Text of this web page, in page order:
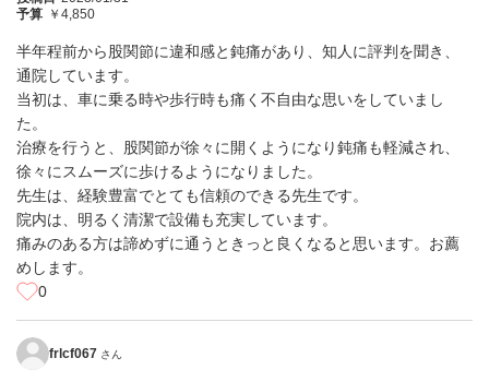
予算 ￥4,850
半年程前から股関節に違和感と鈍痛があり、知人に評判を聞き、
通院しています。
当初は、車に乗る時や歩行時も痛く不自由な思いをしていまし
た。
治療を行うと、股関節が徐々に開くようになり鈍痛も軽減され、
徐々にスムーズに歩けるようになりました。
先生は、経験豊富でとても信頼のできる先生です。
院内は、明るく清潔で設備も充実しています。
痛みのある方は諦めずに通うときっと良くなると思います。お薦
めします。
0
frlcf067 さん